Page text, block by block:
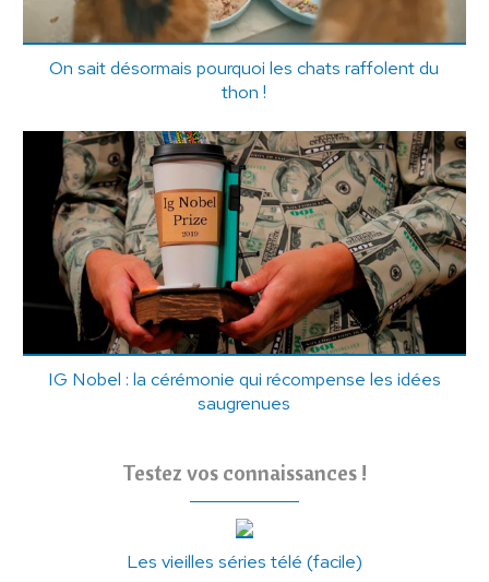
On sait désormais pourquoi les chats raffolent du
thon !
IG Nobel : la cérémonie qui récompense les idées
saugrenues
Testez vos connaissances !
Les vieilles séries télé (facile)